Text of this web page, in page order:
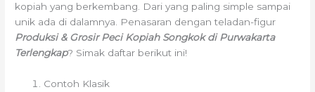
kopiah yang berkembang. Dari yang paling simple sampai
unik ada di dalamnya. Penasaran dengan teladan-figur
Produksi & Grosir Peci Kopiah Songkok di Purwakarta
Terlengkap? Simak daftar berikut ini!
Contoh Klasik